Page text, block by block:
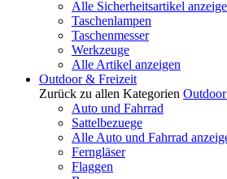
Alle Sicherheitsartikel
Taschenlampen
Taschenmesser
Werkzeuge
Alle Artikel anzeigen
Outdoor & Freizeit
Zurück zu allen Kategorien
Auto und Fahrrad
Sattelbezuege
Alle Auto und Fahrrad
Ferngläser
Flaggen